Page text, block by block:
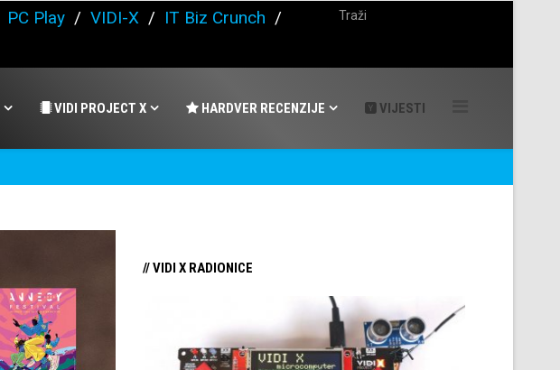
PC Play / VIDI-X / IT Biz Crunch /
VIDI PROJECT X HARDVER RECENZIJE VIJESTI
// VIDI X RADIONICE